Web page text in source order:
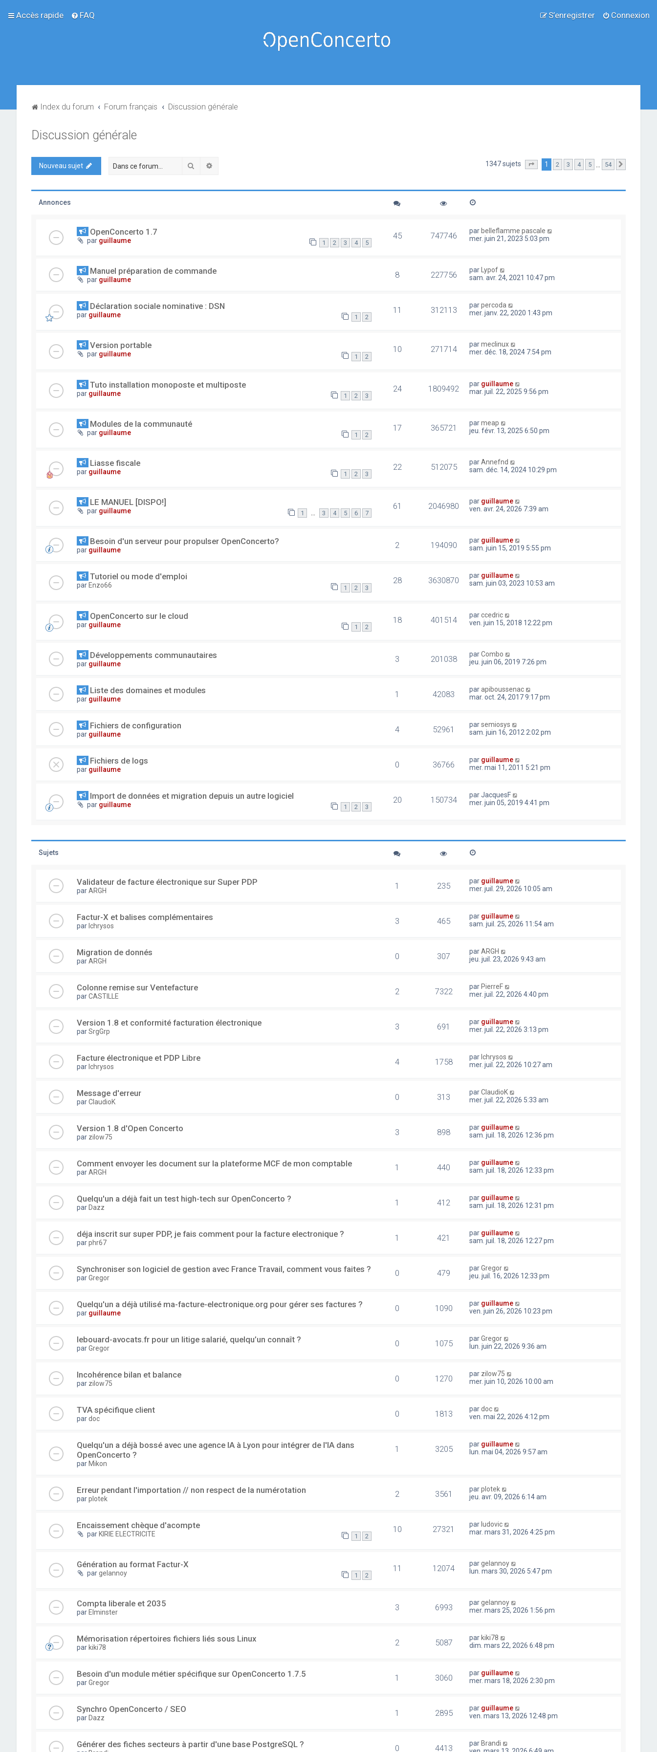
Accès rapide FAQ Connexion
S’enregistrer
Index du forum Forum français Discussion générale
Discussion générale
Nouveau sujet Rechercher 1347 sujets Page sur 54
1 2 3 4 5 54
Annonces
OpenConcerto 1.7
par guillaume 1 2 3 4 5
45 747746 par belleflamme pascale
mer. juin 21, 2023 5:03 pm
Manuel préparation de commande
par guillaume 8 227756 par Lypof
sam. avr. 24, 2021 10:47 pm
Déclaration sociale nominative : DSN
par guillaume 1 2
11 312113 parpercoda
mer. janv. 22, 2020 1:43 pm
Version portable
par guillaume 1 2
10 271714 parmeclinux
mer. déc. 18, 2024 7:54 pm
Tuto installation monoposte et multiposte
par guillaume 1 2 3
24 1809492 par guillaume
mar. juil. 22, 2025 9:56 pm
Modules de la communauté
par guillaume 1 2
17 365721 parmeap
jeu. févr. 13, 2025 6:50 pm
Liasse fiscale
par guillaume 1 2 3
22 512075 parAnnefnd
sam. déc. 14, 2024 10:29 pm
LE MANUEL [DISPO!]
par guillaume 1 … 3 4 5 6 7
61 2046980 par guillaume
ven. avr. 24, 2026 7:39 am
Besoin d'un serveur pour propulser OpenConcerto?
par guillaume 2 194090 par guillaume
sam. juin 15, 2019 5:55 pm
Tutoriel ou mode d'emploi
par Enzo66 1 2 3
28 3630870 par guillaume
sam. juin 03, 2023 10:53 am
OpenConcerto sur le cloud
par guillaume 1 2
18 401514 parccedric
ven. juin 15, 2018 12:22 pm
Développements communautaires
par guillaume 3 201038 parCombo
jeu. juin 06, 2019 7:26 pm
Liste des domaines et modules
par guillaume 1 42083 parapiboussenac
mar. oct. 24, 2017 9:17 pm
Fichiers de configuration
par guillaume 4 52961 parsemiosys
sam. juin 16, 2012 2:02 pm
Fichiers de logs
par guillaume 0 36766 par guillaume
mer. mai 11, 2011 5:21 pm
Import de données et migration depuis un autre logiciel
par guillaume 1 2 3
20 150734 parJacquesF
mer. juin 05, 2019 4:41 pm
Sujets
Validateur de facture électronique sur Super PDP
parARGH 1 235 par guillaume
mer. juil. 29, 2026 10:05 am
Factur-X et balises complémentaires
par lchrysos 3 465 par guillaume
sam. juil. 25, 2026 11:54 am
Migration de donnés
parARGH 0 307 parARGH
jeu. juil. 23, 2026 9:43 am
Colonne remise sur Ventefacture
parCASTILLE 2 7322 par PierreF
mer. juil. 22, 2026 4:40 pm
Version 1.8 et conformité facturation électronique
parSrgGrp 3 691 par guillaume
mer. juil. 22, 2026 3:13 pm
Facture électronique et PDP Libre
par lchrysos 4 1758 par lchrysos
mer. juil. 22, 2026 10:27 am
Message d'erreur
parClaudioK 0 313 parClaudioK
mer. juil. 22, 2026 5:33 am
Version 1.8 d'Open Concerto
par zilow75 3 898 par guillaume
sam. juil. 18, 2026 12:36 pm
Comment envoyer les document sur la plateforme MCF de mon comptable
parARGH 1 440 par guillaume
sam. juil. 18, 2026 12:33 pm
Quelqu'un a déjà fait un test high-tech sur OpenConcerto ?
par Dazz 1 412 par guillaume
sam. juil. 18, 2026 12:31 pm
déja inscrit sur super PDP, je fais comment pour la facture electronique ?
parphr67 1 421 par guillaume
sam. juil. 18, 2026 12:27 pm
Synchroniser son logiciel de gestion avec France Travail, comment vous faites ?
parGregor 0 479 parGregor
jeu. juil. 16, 2026 12:33 pm
Quelqu'un a déjà utilisé ma-facture-electronique.org pour gérer ses factures ?
par guillaume 0 1090 par guillaume
ven. juin 26, 2026 10:23 pm
lebouard-avocats.fr pour un litige salarié, quelqu’un connaît ?
parGregor 0 1075 parGregor
lun. juin 22, 2026 9:36 am
Incohérence bilan et balance
par zilow75 0 1270 par zilow75
mer. juin 10, 2026 10:00 am
TVA spécifique client
pardoc 0 1813 pardoc
ven. mai 22, 2026 4:12 pm
Quelqu'un a déjà bossé avec une agence IA à Lyon pour intégrer de l'IA dans
OpenConcerto ?
par Mikon
1 3205 par guillaume
lun. mai 04, 2026 9:57 am
Erreur pendant l'importation // non respect de la numérotation
parplotek 2 3561 parplotek
jeu. avr. 09, 2026 6:14 am
Encaissement chèque d'acompte
par KIRIE ELECTRICITE 1 2
10 27321 par ludovic
mar. mars 31, 2026 4:25 pm
Génération au format Factur-X
pargelannoy 1 2
11 12074 pargelannoy
lun. mars 30, 2026 5:47 pm
Compta liberale et 2035
par Elminster 3 6993 pargelannoy
mer. mars 25, 2026 1:56 pm
Mémorisation répertoires fichiers liés sous Linux
par kiki78 2 5087 par kiki78
dim. mars 22, 2026 6:48 pm
Besoin d'un module métier spécifique sur OpenConcerto 1.7.5
parGregor 1 3060 par guillaume
mer. mars 18, 2026 2:30 pm
Synchro OpenConcerto / SEO
par Dazz 1 2895 par guillaume
ven. mars 13, 2026 12:48 pm
Générer des fiches secteurs à partir d'une base PostgreSQL ? 0 4413 par Brandi